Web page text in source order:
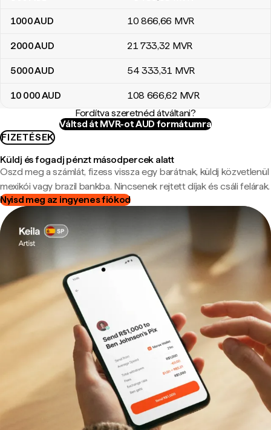
1000AUD 10 866,66 MVR
2000AUD 21 733,32 MVR
5000AUD 54 333,31 MVR
10 000AUD 108 666,62 MVR
Fordítva szeretnéd átváltani?
Váltsd át MVR-ot AUD formátumra
FIZETÉSEK
Küldj és fogadj pénzt másodpercek alatt
Oszd meg a számlát, fizess vissza egy barátnak, küldj közvetlenül
mexikói vagy brazil bankba. Nincsenek rejtett díjak és csáli felárak.
Nyisd meg az ingyenes fiókod